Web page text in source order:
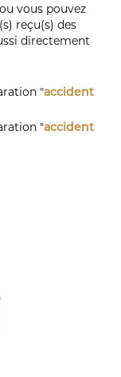
vous pouvez
reçu(s) des
directement
"accident
"accident